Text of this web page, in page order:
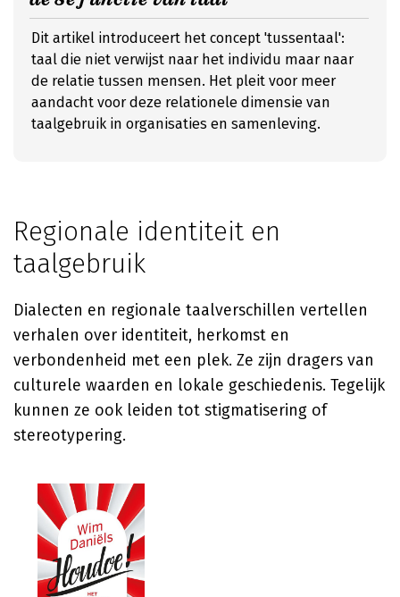
Dit artikel introduceert het concept 'tussentaal':
taal die niet verwijst naar het individu maar naar
de relatie tussen mensen. Het pleit voor meer
aandacht voor deze relationele dimensie van
taalgebruik in organisaties en samenleving.
Regionale identiteit en
taalgebruik
Dialecten en regionale taalverschillen vertellen
verhalen over identiteit, herkomst en
verbondenheid met een plek. Ze zijn dragers van
culturele waarden en lokale geschiedenis. Tegelijk
kunnen ze ook leiden tot stigmatisering of
stereotypering.